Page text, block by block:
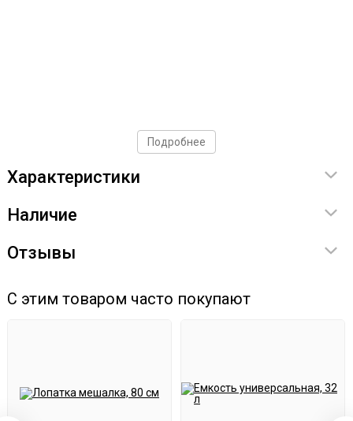
Подробнее
Характеристики
Наличие
Отзывы
С этим товаром часто покупают